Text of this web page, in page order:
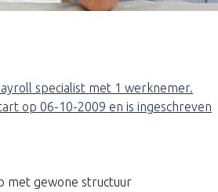
specialist met 1 werknemer.
op 06-10-2009 en is ingeschreven
met gewone structuur